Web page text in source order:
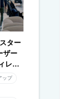
ター
ザー
レク
ップ